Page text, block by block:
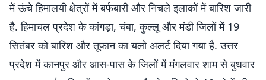
में ऊंचे हिमालयी क्षेत्रों में बर्फबारी और निचले इलाकों में बारिश जारी
है. हिमाचल प्रदेश के कांगड़ा, चंबा, कुल्लू और मंडी जिलों में 19
सितंबर को बारिश और तूफान का यलो अलर्ट दिया गया है. उत्तर
प्रदेश में कानपुर और आस-पास के जिलों में मंगलवार शाम से बुधवार